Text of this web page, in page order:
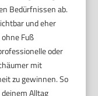
Bedürfnissen ab.
und eher
Fuß
oder
mit
zu gewinnen. So
Alltag